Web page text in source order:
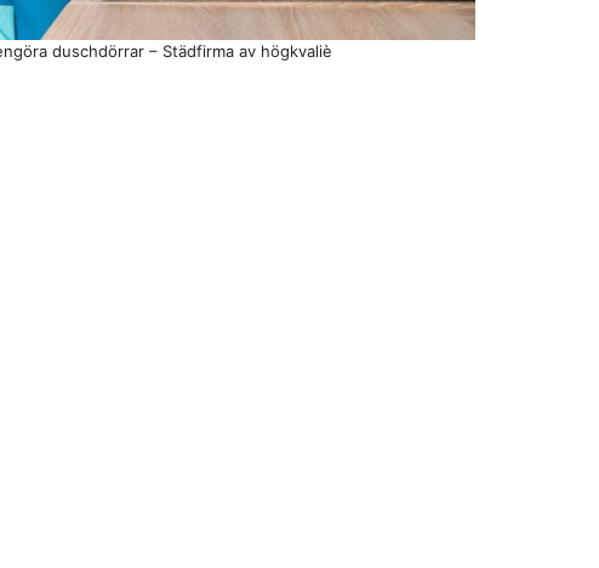
duschdörrar – Städfirma av högkvaliè